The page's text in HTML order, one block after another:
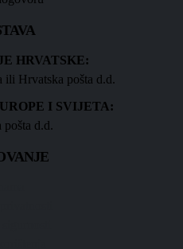
HRVATSKE:
ili Hrvatska pošta d.d.
I SVIJETA:
pošta d.d.